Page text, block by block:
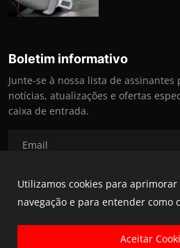
Boletim informativo
Junte-se à nossa lista de
notícias, atualizações e ofertas
caixa de entrada.
Termos e Condições e Política de
Utilizamos cookies para
navegação e para entender como
Aceitar